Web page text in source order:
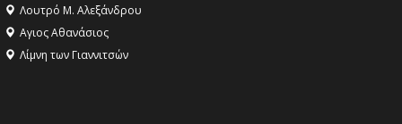
Λουτρό Μ. Αλεξάνδρου
Αγιος Αθανάσιος
Λίμνη των Γιαννιτσών